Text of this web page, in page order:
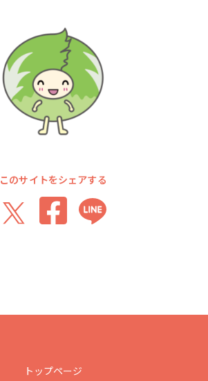
このサイトをシェアする
トップページ